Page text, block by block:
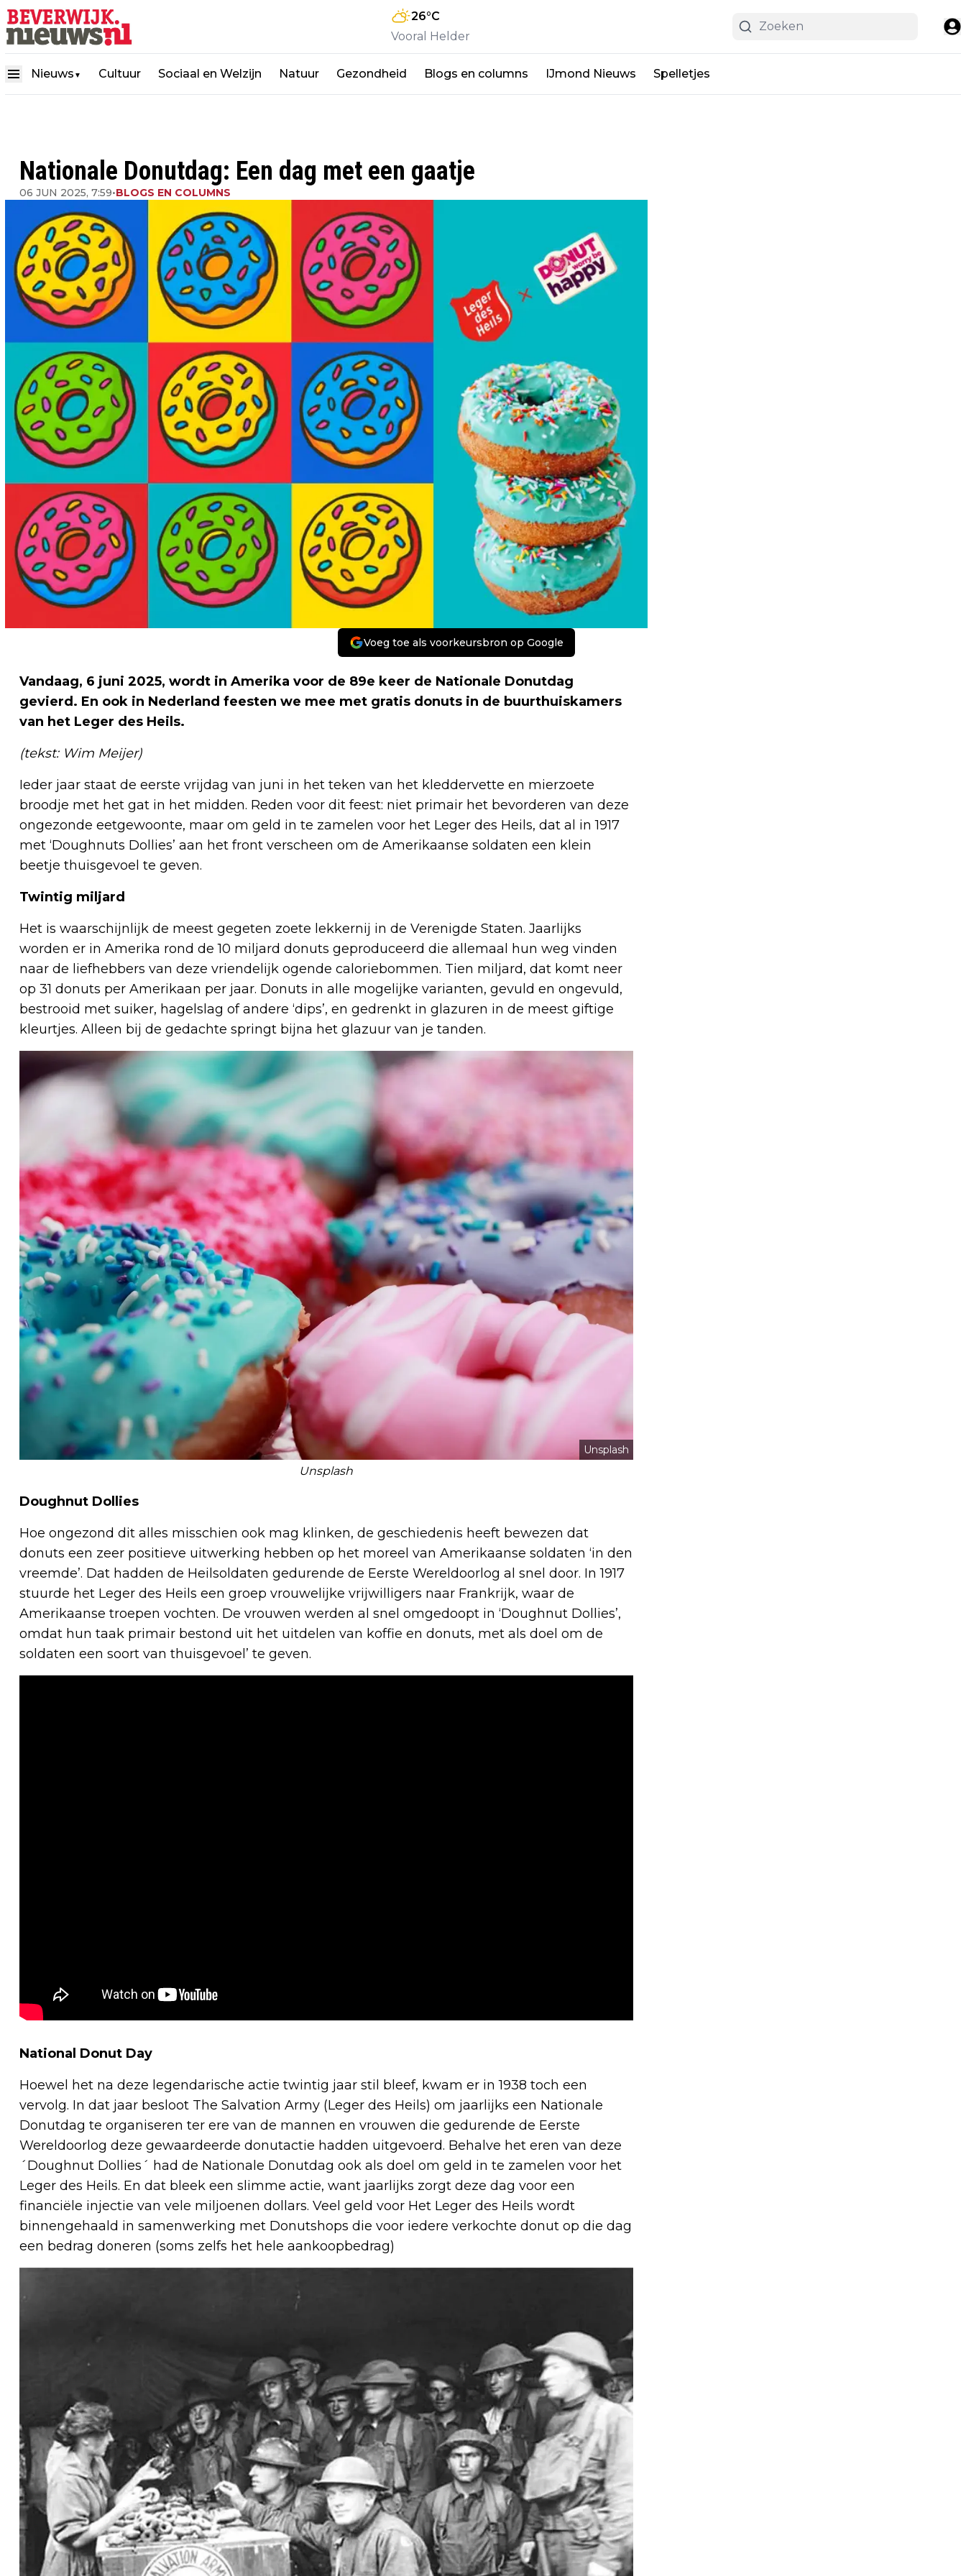
26°C
Vooral Helder
Nieuws ▼ Cultuur Sociaal en Welzijn Natuur Gezondheid Blogs en columns IJmond Nieuws Spelletjes
Nationale Donutdag: Een dag met een gaatje
06 JUN 2025, 7:59•BLOGS EN COLUMNS
Voeg toe als voorkeursbron op Google
Vandaag, 6 juni 2025, wordt in Amerika voor de 89e keer de Nationale Donutdag
gevierd. En ook in Nederland feesten we mee met gratis donuts in de buurthuiskamers
van het Leger des Heils.
(tekst: Wim Meijer)
Ieder jaar staat de eerste vrijdag van juni in het teken van het kleddervette en mierzoete
broodje met het gat in het midden. Reden voor dit feest: niet primair het bevorderen van deze
ongezonde eetgewoonte, maar om geld in te zamelen voor het Leger des Heils, dat al in 1917
met ‘Doughnuts Dollies’ aan het front verscheen om de Amerikaanse soldaten een klein
beetje thuisgevoel te geven.
Twintig miljard
Het is waarschijnlijk de meest gegeten zoete lekkernij in de Verenigde Staten. Jaarlijks
worden er in Amerika rond de 10 miljard donuts geproduceerd die allemaal hun weg vinden
naar de liefhebbers van deze vriendelijk ogende caloriebommen. Tien miljard, dat komt neer
op 31 donuts per Amerikaan per jaar. Donuts in alle mogelijke varianten, gevuld en ongevuld,
bestrooid met suiker, hagelslag of andere ‘dips’, en gedrenkt in glazuren in de meest giftige
kleurtjes. Alleen bij de gedachte springt bijna het glazuur van je tanden.
Unsplash
Unsplash
Doughnut Dollies
Hoe ongezond dit alles misschien ook mag klinken, de geschiedenis heeft bewezen dat
donuts een zeer positieve uitwerking hebben op het moreel van Amerikaanse soldaten ‘in den
vreemde’. Dat hadden de Heilsoldaten gedurende de Eerste Wereldoorlog al snel door. In 1917
stuurde het Leger des Heils een groep vrouwelijke vrijwilligers naar Frankrijk, waar de
Amerikaanse troepen vochten. De vrouwen werden al snel omgedoopt in ‘Doughnut Dollies’,
omdat hun taak primair bestond uit het uitdelen van koffie en donuts, met als doel om de
soldaten een soort van thuisgevoel’ te geven.
National Donut Day
Hoewel het na deze legendarische actie twintig jaar stil bleef, kwam er in 1938 toch een
vervolg. In dat jaar besloot The Salvation Army (Leger des Heils) om jaarlijks een Nationale
Donutdag te organiseren ter ere van de mannen en vrouwen die gedurende de Eerste
Wereldoorlog deze gewaardeerde donutactie hadden uitgevoerd. Behalve het eren van deze
´Doughnut Dollies´ had de Nationale Donutdag ook als doel om geld in te zamelen voor het
Leger des Heils. En dat bleek een slimme actie, want jaarlijks zorgt deze dag voor een
financiële injectie van vele miljoenen dollars. Veel geld voor Het Leger des Heils wordt
binnengehaald in samenwerking met Donutshops die voor iedere verkochte donut op die dag
een bedrag doneren (soms zelfs het hele aankoopbedrag)